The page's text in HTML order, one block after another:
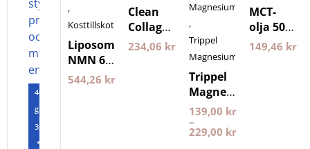
400
gram
3st
*
,
Kosttillskott
Liposomal
NMN 60
kapslar
544,26 kr
Clean
Collagen
500
Nyttoteket
234,06 kr
Magnesium
,
Trippel
Magnesium
Trippel
Magnesium
Pureness
139,00 kr
–
229,00 kr
MCT-
olja 500
ml
149,46 kr